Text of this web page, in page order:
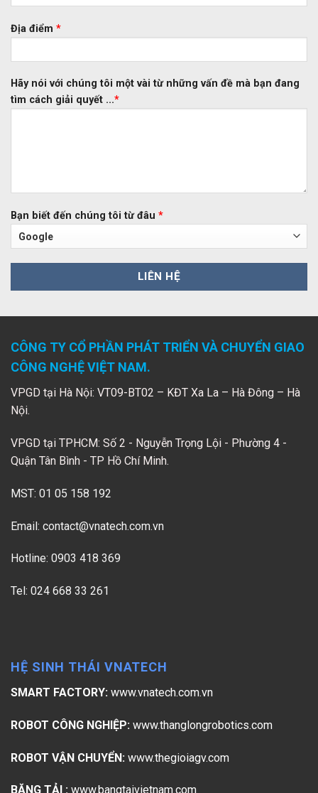
Địa điểm *
Hãy nói với chúng tôi một vài từ những vấn đề mà bạn đang
tìm cách giải quyết ...*
Bạn biết đến chúng tôi từ đâu *
CÔNG TY CỔ PHẦN PHÁT TRIỂN VÀ CHUYỂN GIAO
CÔNG NGHỆ VIỆT NAM.
VPGD tại Hà Nội: VT09-BT02 – KĐT Xa La – Hà Đông – Hà
Nội.
VPGD tại TPHCM: Số 2 - Nguyễn Trọng Lội - Phường 4 -
Quận Tân Bình - TP Hồ Chí Minh.
MST: 01 05 158 192
Email: contact@vnatech.com.vn
Hotline: 0903 418 369
Tel: 024 668 33 261
HỆ SINH THÁI VNATECH
SMART FACTORY: www.vnatech.com.vn
ROBOT CÔNG NGHIỆP: www.thanglongrobotics.com
ROBOT VẬN CHUYỂN: www.thegioiagv.com
BĂNG TẢI : www.bangtaivietnam.com